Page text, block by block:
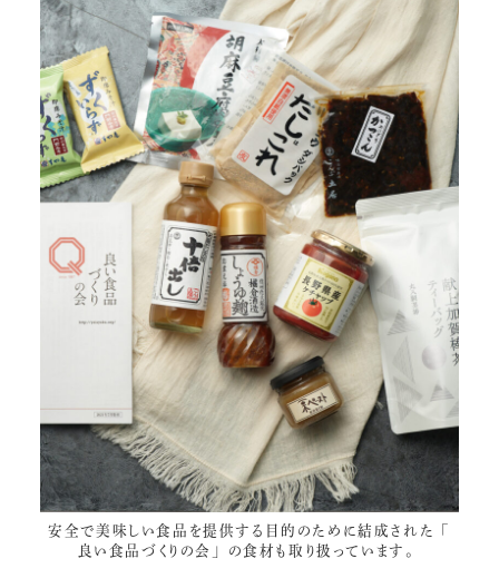
安全で美味しい食品を提供する目的のために結成された「
良い食品づくりの会 」の食材も取り扱っています。